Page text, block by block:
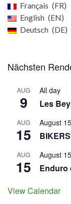
Français
FR
English
EN
Deutsch
DE
Nächsten
AUG
9
All day
Les
AUG
15
August 15
AUG
15
August 15
Enduro
View Calendar